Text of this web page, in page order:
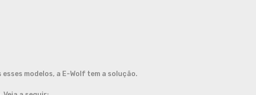
modelos, a E-Wolf tem a solução.